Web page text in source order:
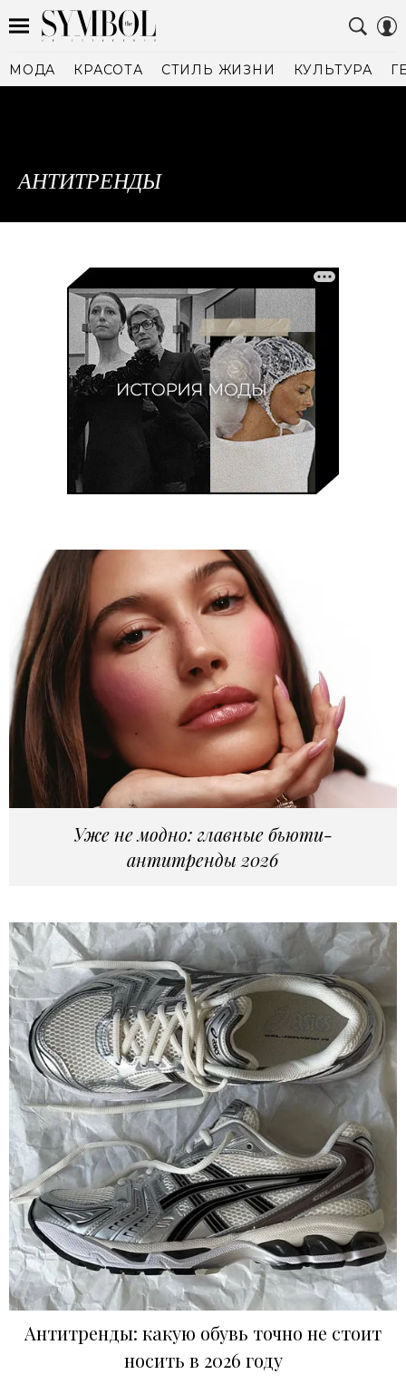
МОДА КРАСОТА СТИЛЬ ЖИЗНИ КУЛЬТУРА
АНТИТРЕНДЫ
Уже не модно: главные бьюти-
антитренды 2026
Антитренды: какую обувь точно не стоит
носить в 2026 году